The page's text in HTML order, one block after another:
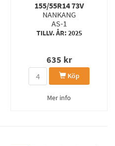
155/55R14 73V
NANKANG
AS-1
TILLV. ÅR: 2025
635 kr
Köp
Mer info